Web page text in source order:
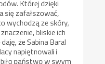
Której dzięki
się zafałszować,
wychodzą ze skóry,
bliskie ich
że Sabina Baral
napiętnowali i
państwo w swym